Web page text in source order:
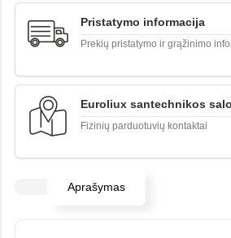
Pristatymo informacija
Prekių pristatymo ir grąžinimo
Euroliux santechnikos
Fizinių parduotuvių kontaktai
Aprašymas